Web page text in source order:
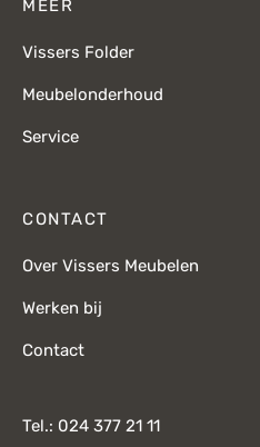
MEER
Vissers Folder
Meubelonderhoud
Service
CONTACT
Over Vissers Meubelen
Werken bij
Contact
Tel.: 024 377 21 11